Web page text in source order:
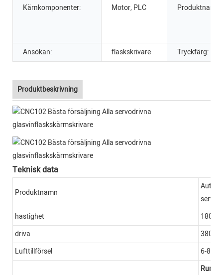
Kärnkomponenter: Motor, PLC Produktnamn:
Ansökan: flaskskrivare Tryckfärg:
Produktbeskrivning
Teknisk data
Produktnamn
hastighet
driva
380V,
Lufttillförsel
6-8 bar
Rund